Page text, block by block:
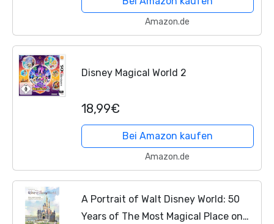
Amazon.de
Disney Magical World 2
18,99€
Bei Amazon kaufen
Amazon.de
A Portrait of Walt Disney World: 50
Years of The Most Magical Place on